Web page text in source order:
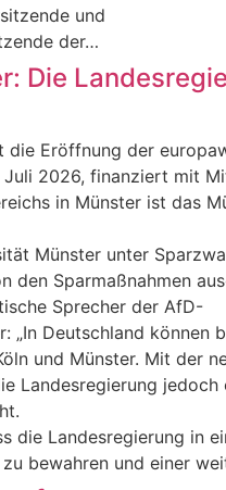
und
der…
Die
Eröffnung der
2026, finanziert mit
in Münster ist das
Münster unter
den Sparmaßnahmen
Sprecher der AfD-
„In Deutschland
und Münster. Mit der
Landesregierung
die Landesregierung in
bewahren und einer